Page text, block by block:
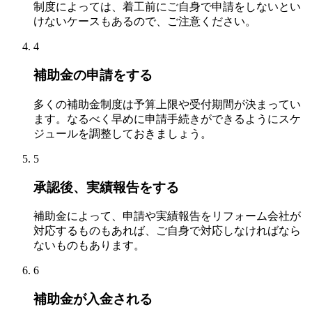
制度によっては、着工前にご自身で申請をしないとい
けないケースもあるので、ご注意ください。
4
補助金の申請をする
多くの補助金制度は予算上限や受付期間が決まってい
ます。なるべく早めに申請手続きができるようにスケ
ジュールを調整しておきましょう。
5
承認後、実績報告をする
補助金によって、申請や実績報告をリフォーム会社が
対応するものもあれば、ご自身で対応しなければなら
ないものもあります。
6
補助金が入金される